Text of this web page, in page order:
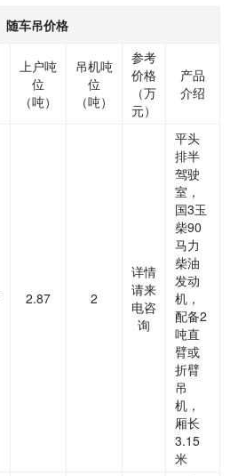
随车吊价格
上户吨
位
（吨）
吊机吨
位
（吨）
参考
价格
（万
元）
产品
介绍
2.87 2
详情
请来
电咨
询
平头
排半
驾驶
室，
国3玉
柴90
马力
柴油
发动
机，
配备2
吨直
臂或
折臂
吊
机，
厢长
3.15
米